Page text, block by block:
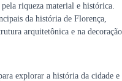
pela riqueza material e histórica.
da história de Florença,
arquitetônica e na decoração
explorar a história da cidade e